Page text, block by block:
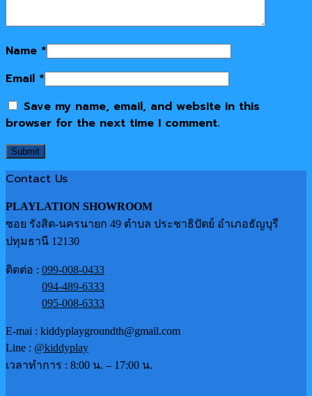
Name *
Email *
Save my name, email, and website in this
browser for the next time I comment.
Contact Us
PLAYLATION SHOWROOM
ซอย รังสิต-นครนายก 49 ตำบล ประชาธิปัตย์ อำเภอธัญบุรี
ปทุมธานี 12130
ติดต่อ : 099-008-0433
094-489-6333
095-008-6333
E-mai : kiddyplaygroundth@gmail.com
Line : @kiddyplay
เวลาทำการ : 8:00 น. – 17:00 น.